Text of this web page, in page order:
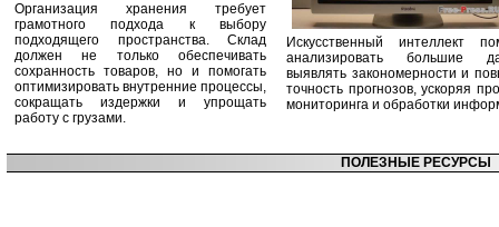
Организация хранения требует
грамотного подхода к выбору
подходящего пространства. Склад
должен не только обеспечивать
сохранность товаров, но и помогать
оптимизировать внутренние процессы,
сокращать издержки и упрощать
работу с грузами.
Искусственный интеллект
анализировать большие
выявлять закономерности и
точность прогнозов, ускоряя
мониторинга и обработки
ПОЛЕЗНЫЕ РЕСУРСЫ